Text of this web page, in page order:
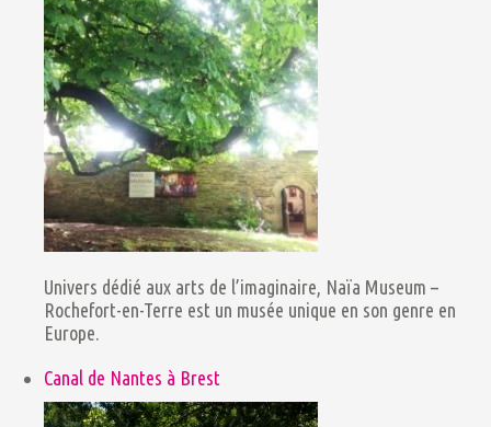
Univers dédié aux arts de l’imaginaire, Naïa Museum –
Rochefort-en-Terre est un musée unique en son genre en
Europe.
Canal de Nantes à Brest